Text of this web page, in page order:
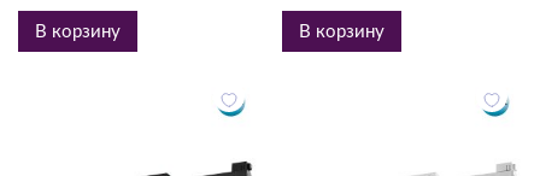
В корзину В корзину